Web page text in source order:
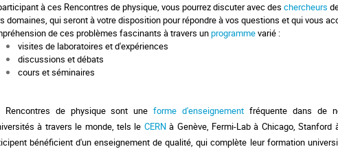
à ces Rencontres de physique, vous pourrez discuter avec des chercheurs
domaines, qui seront à votre disposition pour répondre à vos questions et qui vous
de ces problèmes fascinants à travers unprogrammevarié :
visites de laboratoires et d'expériences
discussions et débats
cours et séminaires
Rencontres de physiquesont uneforme d'enseignement fréquente dans de
à travers le monde, tels le CERNà Genève, Fermi-Lab à Chicago,
bénéficient d'un enseignement de qualité, qui complète leur formation